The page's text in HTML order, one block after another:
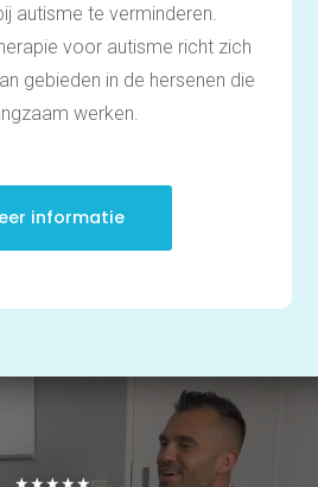
autisme te verminderen.
voor autisme richt zich
gebieden in de hersenen die
werken.
informatie